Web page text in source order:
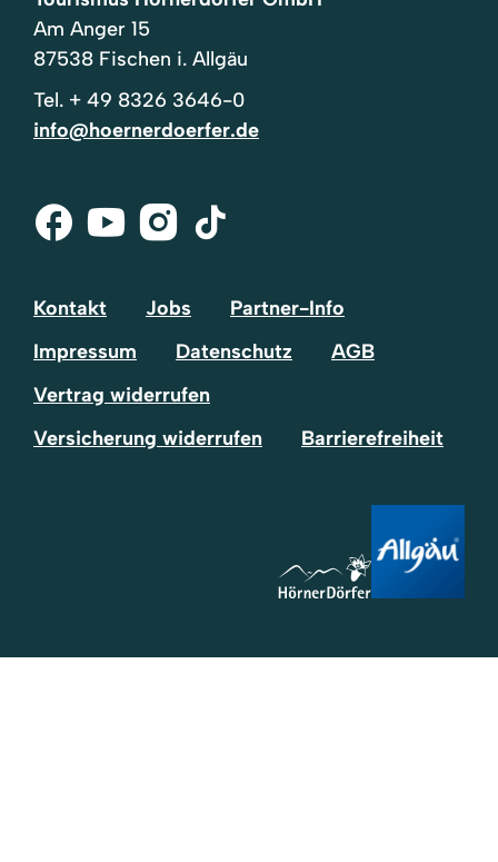
Am Anger 15
87538 Fischen i. Allgäu
Tel. + 49 8326 3646-0
info@hoernerdoerfer.de
Facebook
Youtube
Instagram
Tik-
Kontakt Jobs
Partner-Info
Impressum
Datenschutz
AGB
Vertrag widerrufen
Versicherung widerrufen
Barrierefreiheit